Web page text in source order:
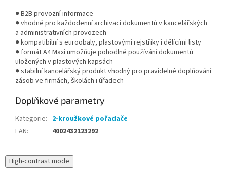
● B2B provozní informace
● vhodné pro každodenní archivaci dokumentů v kancelářských
a administrativních provozech
● kompatibilní s euroobaly, plastovými rejstříky i dělícími listy
● formát A4 Maxi umožňuje pohodlné používání dokumentů
uložených v plastových kapsách
● stabilní kancelářský produkt vhodný pro pravidelné doplňování
zásob ve firmách, školách i úřadech
Doplňkové parametry
Kategorie: 2-kroužkové pořadače
EAN: 4002432123292
High-contrast mode